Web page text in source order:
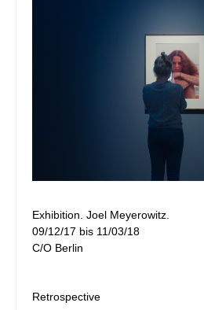
Exhibition. Joel Meyerowitz.
09/12/17 bis 11/03/18
C/O Berlin
Retrospective